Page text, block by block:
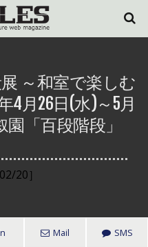
～和室で楽しむ
4月26日(水)～5月
「百段階段」
20］
Mail SMS